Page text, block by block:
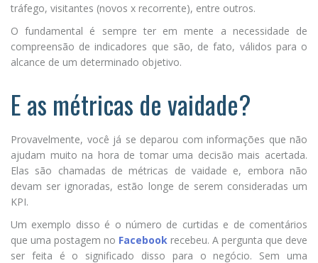
tráfego, visitantes (novos x recorrente), entre outros.
O fundamental é sempre ter em mente a necessidade de
compreensão de indicadores que são, de fato, válidos para o
alcance de um determinado objetivo.
E as métricas de vaidade?
Provavelmente, você já se deparou com informações que não
ajudam muito na hora de tomar uma decisão mais acertada.
Elas são chamadas de métricas de vaidade e, embora não
devam ser ignoradas, estão longe de serem consideradas um
KPI.
Um exemplo disso é o número de curtidas e de comentários
que uma postagem no Facebook recebeu. A pergunta que deve
ser feita é o significado disso para o negócio. Sem uma